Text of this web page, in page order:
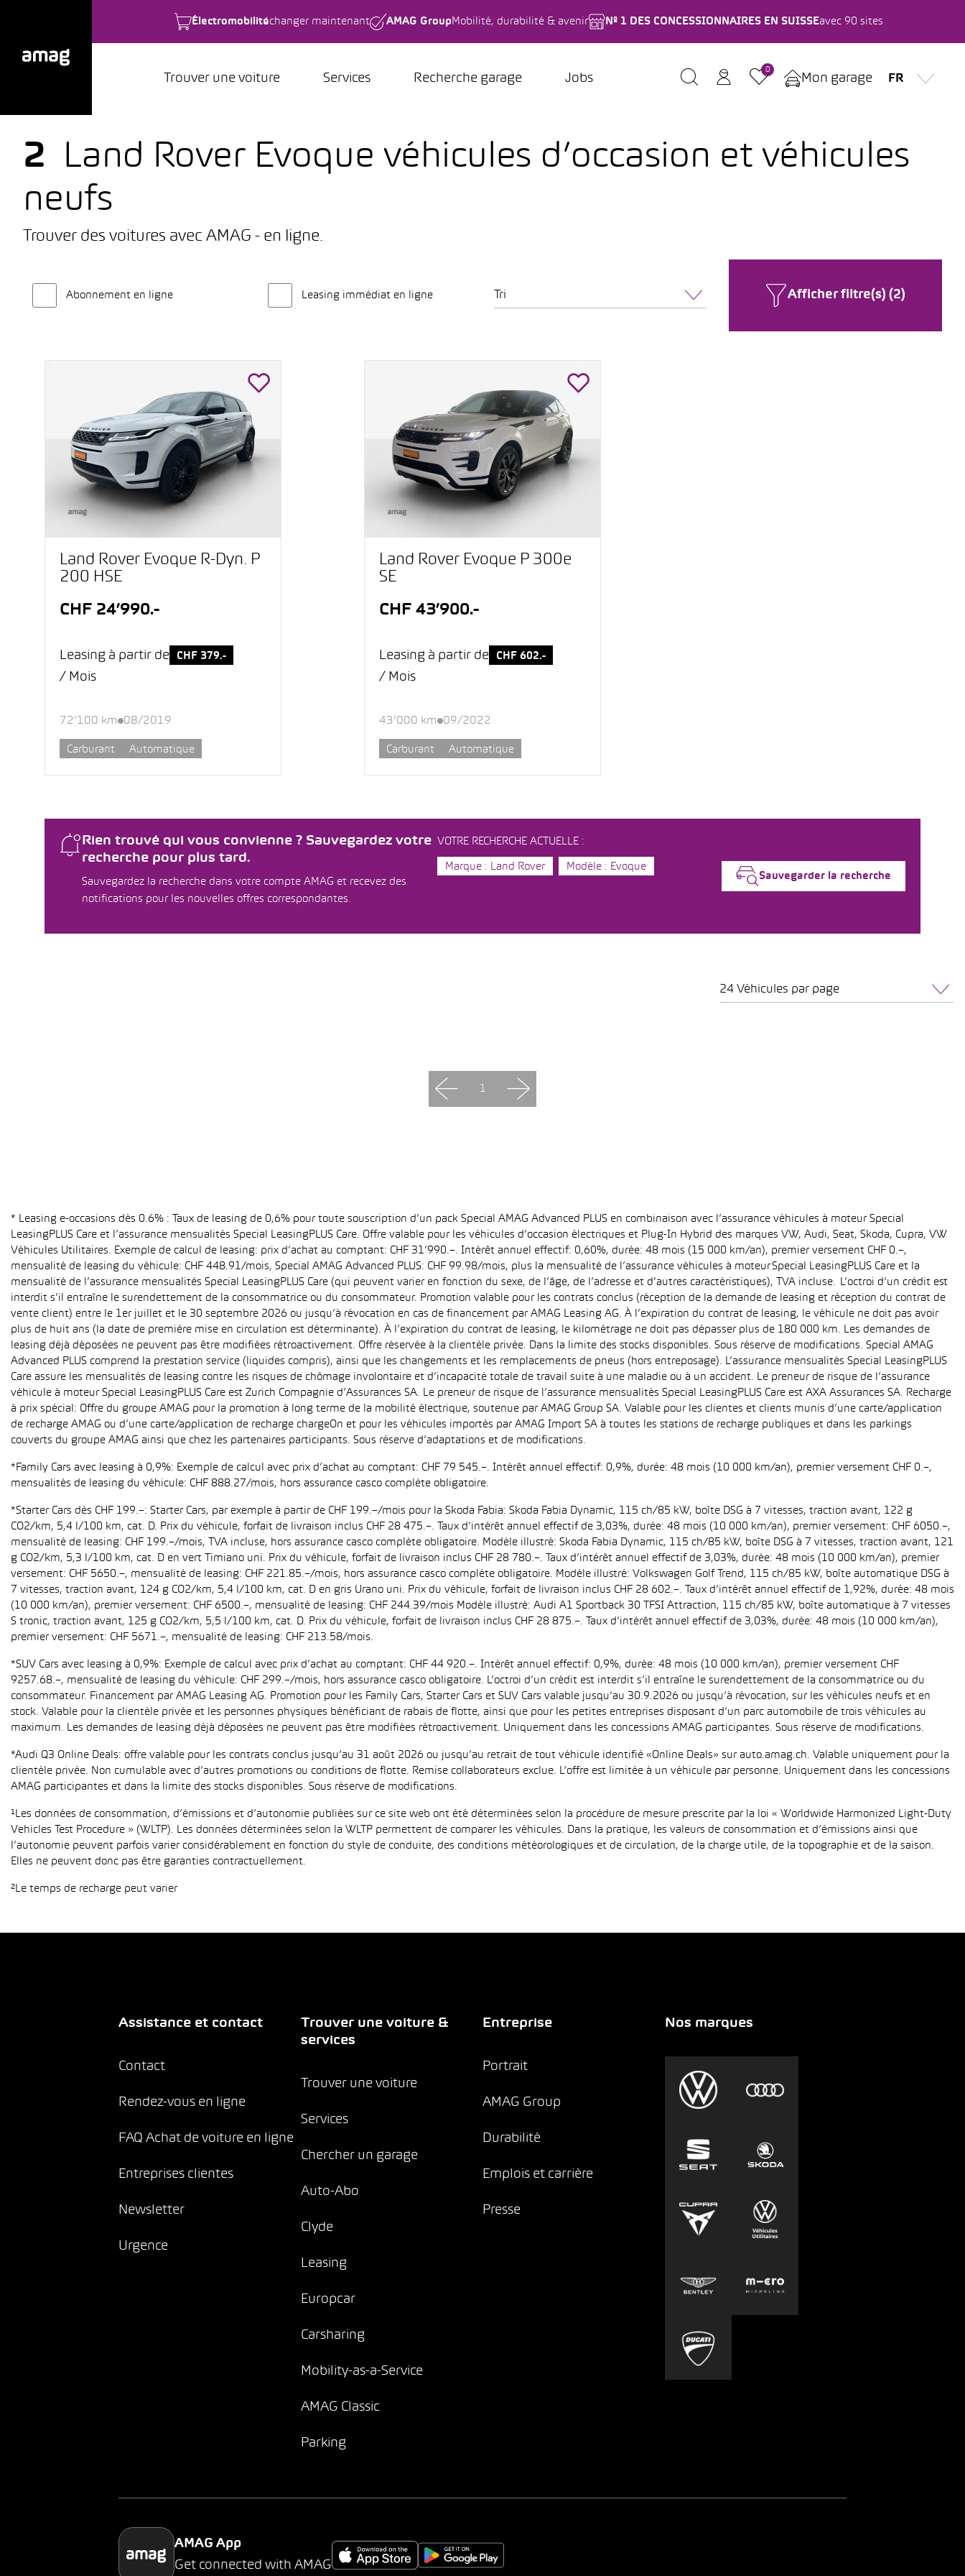
Électromobilitéchanger maintenant AMAG Group Mobilité, durabilité & avenir Nº 1 DES CONCESSIONNAIRES EN SUISSEavec 90 sites
Trouver une voiture Services Recherche garage Jobs
0
Mon garage FR
2
Land Rover Evoque véhicules d’occasion et véhicules
neufs
Trouver des voitures avec AMAG - en ligne.
Abonnement en ligne Leasing immédiat en ligne Tri Afficher filtre(s) (2)
Rien trouvé qui vous convienne ? Sauvegardez votre
recherche pour plus tard.
Sauvegardez la recherche dans votre compte AMAG et recevez des
notifications pour les nouvelles offres correspondantes.
VOTRE RECHERCHE ACTUELLE :
Marque : Land Rover
Modèle : Evoque
Sauvegarder la recherche
Land Rover Evoque R-Dyn. P
200 HSE
CHF 24’990.-
Leasing à partir de CHF 379.-
/ Mois
72’100 km 08/2019
Carburant Automatique
Land Rover Evoque P 300e
SE
CHF 43’900.-
Leasing à partir de CHF 602.-
/ Mois
43’000 km 09/2022
Carburant Automatique
24 Véhicules par page
1
* Leasing e-occasions dès 0.6% : Taux de leasing de 0,6% pour toute souscription d’un pack Special AMAG Advanced PLUS en combinaison avec l’assurance véhicules à moteur Special
LeasingPLUS Care et l’assurance mensualités Special LeasingPLUS Care. Offre valable pour les véhicules d’occasion électriques et Plug-In Hybrid des marques VW, Audi, Seat, Skoda, Cupra, VW
Véhicules Utilitaires. Exemple de calcul de leasing: prix d’achat au comptant: CHF 31’990.–. Intérêt annuel effectif: 0,60%, durée: 48 mois (15 000 km/an), premier versement CHF 0.–,
mensualité de leasing du véhicule: CHF 448.91/mois, Special AMAG Advanced PLUS: CHF 99.98/mois, plus la mensualité de l’assurance véhicules à moteur Special LeasingPLUS Care et la
mensualité de l’assurance mensualités Special LeasingPLUS Care (qui peuvent varier en fonction du sexe, de l’âge, de l’adresse et d’autres caractéristiques), TVA incluse. L’octroi d’un crédit est
interdit s’il entraîne le surendettement de la consommatrice ou du consommateur. Promotion valable pour les contrats conclus (réception de la demande de leasing et réception du contrat de
vente client) entre le 1er juillet et le 30 septembre 2026 ou jusqu’à révocation en cas de financement par AMAG Leasing AG. À l’expiration du contrat de leasing, le véhicule ne doit pas avoir
plus de huit ans (la date de première mise en circulation est déterminante). À l’expiration du contrat de leasing, le kilométrage ne doit pas dépasser plus de 180 000 km. Les demandes de
leasing déjà déposées ne peuvent pas être modifiées rétroactivement. Offre réservée à la clientèle privée. Dans la limite des stocks disponibles. Sous réserve de modifications. Special AMAG
Advanced PLUS comprend la prestation service (liquides compris), ainsi que les changements et les remplacements de pneus (hors entreposage). L’assurance mensualités Special LeasingPLUS
Care assure les mensualités de leasing contre les risques de chômage involontaire et d’incapacité totale de travail suite à une maladie ou à un accident. Le preneur de risque de l’assurance
véhicule à moteur Special LeasingPLUS Care est Zurich Compagnie d’Assurances SA. Le preneur de risque de l’assurance mensualités Special LeasingPLUS Care est AXA Assurances SA. Recharge
à prix spécial: Offre du groupe AMAG pour la promotion à long terme de la mobilité électrique, soutenue par AMAG Group SA. Valable pour les clientes et clients munis d’une carte/application
de recharge AMAG ou d’une carte/application de recharge chargeOn et pour les véhicules importés par AMAG Import SA à toutes les stations de recharge publiques et dans les parkings
couverts du groupe AMAG ainsi que chez les partenaires participants. Sous réserve d’adaptations et de modifications.
*Family Cars avec leasing à 0,9%: Exemple de calcul avec prix d’achat au comptant: CHF 79 545.–. Intérêt annuel effectif: 0,9%, durée: 48 mois (10 000 km/an), premier versement CHF 0.–,
mensualités de leasing du véhicule: CHF 888.27/mois, hors assurance casco complète obligatoire.
*Starter Cars dès CHF 199.–: Starter Cars, par exemple à partir de CHF 199.–/mois pour la Skoda Fabia: Skoda Fabia Dynamic, 115 ch/85 kW, boîte DSG à 7 vitesses, traction avant, 122 g
CO2/km, 5,4 l/100 km, cat. D. Prix du véhicule, forfait de livraison inclus CHF 28 475.–. Taux d’intérêt annuel effectif de 3,03%, durée: 48 mois (10 000 km/an), premier versement: CHF 6050.–,
mensualité de leasing: CHF 199.–/mois, TVA incluse, hors assurance casco complète obligatoire. Modèle illustré: Skoda Fabia Dynamic, 115 ch/85 kW, boîte DSG à 7 vitesses, traction avant, 121
g CO2/km, 5,3 l/100 km, cat. D en vert Timiano uni. Prix du véhicule, forfait de livraison inclus CHF 28 780.–. Taux d’intérêt annuel effectif de 3,03%, durée: 48 mois (10 000 km/an), premier
versement: CHF 5650.–, mensualité de leasing: CHF 221.85.–/mois, hors assurance casco complète obligatoire. Modèle illustré: Volkswagen Golf Trend, 115 ch/85 kW, boîte automatique DSG à
7 vitesses, traction avant, 124 g CO2/km, 5,4 l/100 km, cat. D en gris Urano uni. Prix du véhicule, forfait de livraison inclus CHF 28 602.–. Taux d’intérêt annuel effectif de 1,92%, durée: 48 mois
(10 000 km/an), premier versement: CHF 6500.–, mensualité de leasing: CHF 244.39/mois Modèle illustré: Audi A1 Sportback 30 TFSI Attraction, 115 ch/85 kW, boîte automatique à 7 vitesses
S tronic, traction avant, 125 g CO2/km, 5,5 l/100 km, cat. D. Prix du véhicule, forfait de livraison inclus CHF 28 875.–. Taux d’intérêt annuel effectif de 3,03%, durée: 48 mois (10 000 km/an),
premier versement: CHF 5671.–, mensualité de leasing: CHF 213.58/mois.
*SUV Cars avec leasing à 0,9%: Exemple de calcul avec prix d’achat au comptant: CHF 44 920.–. Intérêt annuel effectif: 0,9%, durée: 48 mois (10 000 km/an), premier versement CHF
9257.68.–, mensualité de leasing du véhicule: CHF 299.–/mois, hors assurance casco obligatoire. L’octroi d’un crédit est interdit s’il entraîne le surendettement de la consommatrice ou du
consommateur. Financement par AMAG Leasing AG. Promotion pour les Family Cars, Starter Cars et SUV Cars valable jusqu’au 30.9.2026 ou jusqu’à révocation, sur les véhicules neufs et en
stock. Valable pour la clientèle privée et les personnes physiques bénéficiant de rabais de flotte, ainsi que pour les petites entreprises disposant d’un parc automobile de trois véhicules au
maximum. Les demandes de leasing déjà déposées ne peuvent pas être modifiées rétroactivement. Uniquement dans les concessions AMAG participantes. Sous réserve de modifications.
*Audi Q3 Online Deals: offre valable pour les contrats conclus jusqu’au 31 août 2026 ou jusqu’au retrait de tout véhicule identifié «Online Deals» sur auto.amag.ch. Valable uniquement pour la
clientèle privée. Non cumulable avec d’autres promotions ou conditions de flotte. Remise collaborateurs exclue. L’offre est limitée à un véhicule par personne. Uniquement dans les concessions
AMAG participantes et dans la limite des stocks disponibles. Sous réserve de modifications.
¹Les données de consommation, d’émissions et d’autonomie publiées sur ce site web ont été déterminées selon la procédure de mesure prescrite par la loi « Worldwide Harmonized Light-Duty
Vehicles Test Procedure » (WLTP). Les données déterminées selon la WLTP permettent de comparer les véhicules. Dans la pratique, les valeurs de consommation et d’émissions ainsi que
l’autonomie peuvent parfois varier considérablement en fonction du style de conduite, des conditions météorologiques et de circulation, de la charge utile, de la topographie et de la saison.
Elles ne peuvent donc pas être garanties contractuellement.
²Le temps de recharge peut varier
Assistance et contact
Contact
Rendez-vous en ligne
FAQ Achat de voiture en ligne
Entreprises clientes
Newsletter
Urgence
Trouver une voiture &
services
Trouver une voiture
Services
Chercher un garage
Auto-Abo
Clyde
Leasing
Europcar
Carsharing
Mobility-as-a-Service
AMAG Classic
Parking
Entreprise
Portrait
AMAG Group
Durabilité
Emplois et carrière
Presse
Nos marques
AMAG App
Get connected with AMAG